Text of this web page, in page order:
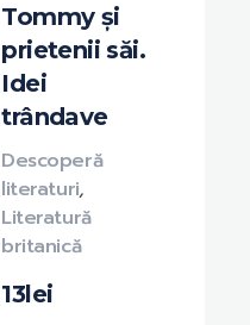
Tommy și
prietenii săi.
Idei
trândave
13lei
Descoperă
literaturi,
Literatură
britanică